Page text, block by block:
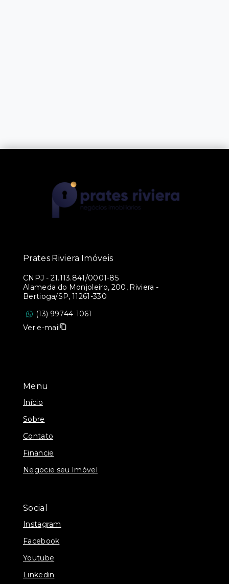
Menu
Início
Sobre
Contato
Financie
Negocie seu Imóvel
Social
Instagram
Facebook
Youtube
Linkedin
Prates Riviera Imóveis
CNPJ - 21.113.841/0001-85
Alameda do Monjoleiro, 200, Riviera -
Bertioga/SP, 11261-330
(13) 99744-1061
Ver e-mail